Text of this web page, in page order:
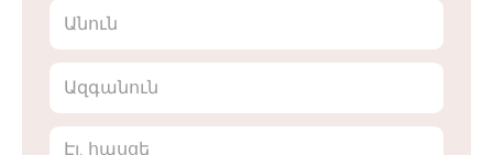
Անուն
Ազգանուն
Էլ. հասցե